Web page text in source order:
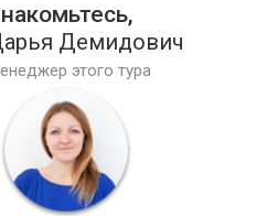
Демидович
этого тура